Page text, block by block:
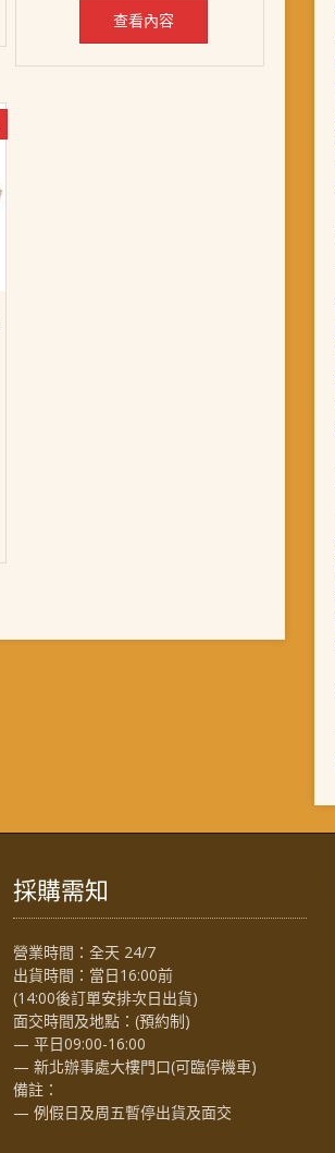
查看內容
採購需知
營業時間：全天 24/7
出貨時間：當日16:00前
(14:00後訂單安排次日出貨)
面交時間及地點：(預約制)
— 平日09:00-16:00
— 新北辦事處大樓門口(可臨停機車)
備註：
— 例假日及周五暫停出貨及面交